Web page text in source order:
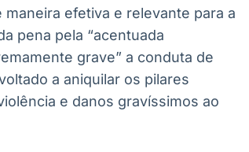
efetiva e relevante para a
pena pela “acentuada
grave” a conduta de
a aniquilar os pilares
e danos gravíssimos ao